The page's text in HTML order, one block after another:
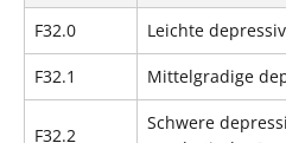
F32.0 Leichte
F32.1 Mittelgradige
F32.2
Schwere